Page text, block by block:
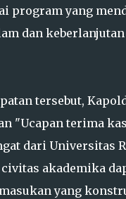
program yang
dan
tersebut,
"Ucapan terima
dari Universitas
akademika
yang